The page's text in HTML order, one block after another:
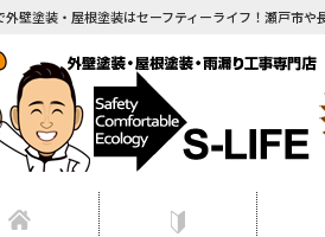
外壁塗装・屋根塗装はセーフティーライフ！瀬戸市や